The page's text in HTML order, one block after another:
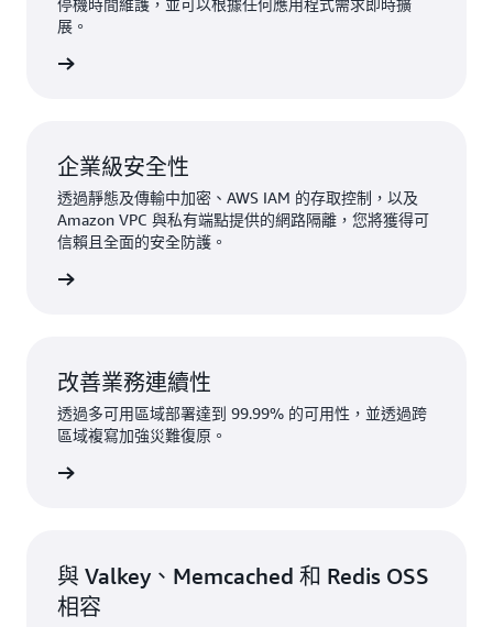
停機時間維護，並可以根據任何應用程式需求即時擴
展。
企業級安全性
透過靜態及傳輸中加密、AWS IAM 的存取控制，以及
Amazon VPC 與私有端點提供的網路隔離，您將獲得可
信賴且全面的安全防護。
改善業務連續性
透過多可用區域部署達到 99.99% 的可用性，並透過跨
區域複寫加強災難復原。
與 Valkey、Memcached 和 Redis OSS
相容